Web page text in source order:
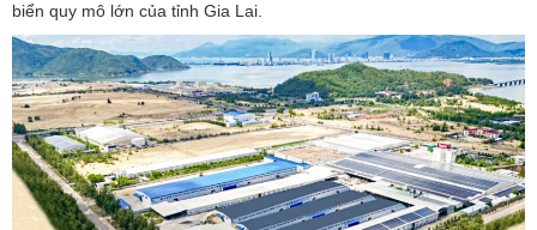
biển quy mô lớn của tỉnh Gia Lai.